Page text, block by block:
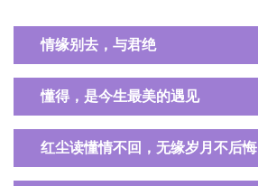
情缘别去，与君绝
懂得，是今生最美的遇见
红尘读懂情不回，无缘岁月不后悔